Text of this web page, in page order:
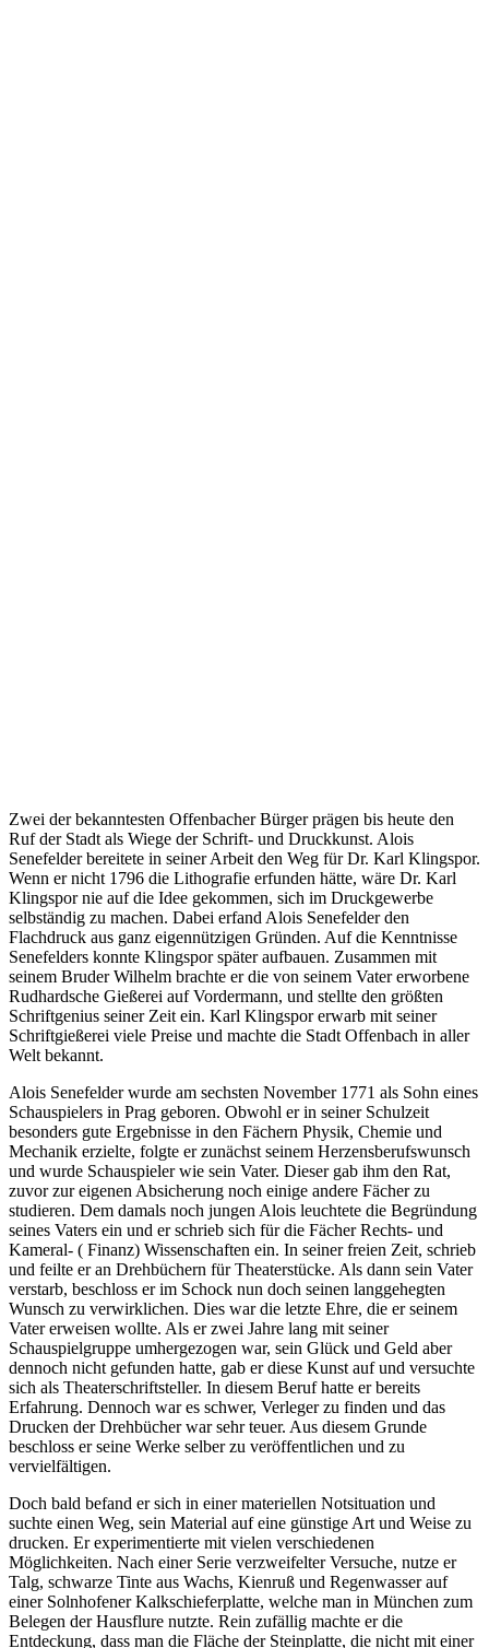
Zwei der bekanntesten Offenbacher Bürger prägen bis heute den
Ruf der Stadt als Wiege der Schrift- und Druckkunst. Alois
Senefelder bereitete in seiner Arbeit den Weg für Dr. Karl Klingspor.
Wenn er nicht 1796 die Lithografie erfunden hätte, wäre Dr. Karl
Klingspor nie auf die Idee gekommen, sich im Druckgewerbe
selbständig zu machen. Dabei erfand Alois Senefelder den
Flachdruck aus ganz eigennützigen Gründen. Auf die Kenntnisse
Senefelders konnte Klingspor später aufbauen. Zusammen mit
seinem Bruder Wilhelm brachte er die von seinem Vater erworbene
Rudhardsche Gießerei auf Vordermann, und stellte den größten
Schriftgenius seiner Zeit ein. Karl Klingspor erwarb mit seiner
Schriftgießerei viele Preise und machte die Stadt Offenbach in aller
Welt bekannt.
Alois Senefelder wurde am sechsten November 1771 als Sohn eines
Schauspielers in Prag geboren. Obwohl er in seiner Schulzeit
besonders gute Ergebnisse in den Fächern Physik, Chemie und
Mechanik erzielte, folgte er zunächst seinem Herzensberufswunsch
und wurde Schauspieler wie sein Vater. Dieser gab ihm den Rat,
zuvor zur eigenen Absicherung noch einige andere Fächer zu
studieren. Dem damals noch jungen Alois leuchtete die Begründung
seines Vaters ein und er schrieb sich für die Fächer Rechts- und
Kameral- ( Finanz) Wissenschaften ein. In seiner freien Zeit, schrieb
und feilte er an Drehbüchern für Theaterstücke. Als dann sein Vater
verstarb, beschloss er im Schock nun doch seinen langgehegten
Wunsch zu verwirklichen. Dies war die letzte Ehre, die er seinem
Vater erweisen wollte. Als er zwei Jahre lang mit seiner
Schauspielgruppe umhergezogen war, sein Glück und Geld aber
dennoch nicht gefunden hatte, gab er diese Kunst auf und versuchte
sich als Theaterschriftsteller. In diesem Beruf hatte er bereits
Erfahrung. Dennoch war es schwer, Verleger zu finden und das
Drucken der Drehbücher war sehr teuer. Aus diesem Grunde
beschloss er seine Werke selber zu veröffentlichen und zu
vervielfältigen.
Doch bald befand er sich in einer materiellen Notsituation und
suchte einen Weg, sein Material auf eine günstige Art und Weise zu
drucken. Er experimentierte mit vielen verschiedenen
Möglichkeiten. Nach einer Serie verzweifelter Versuche, nutze er
Talg, schwarze Tinte aus Wachs, Kienruß und Regenwasser auf
einer Solnhofener Kalkschieferplatte, welche man in München zum
Belegen der Hausflure nutzte. Rein zufällig machte er die
Entdeckung, dass man die Fläche der Steinplatte, die nicht mit einer